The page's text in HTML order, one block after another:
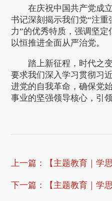
在庆祝中国共产党成
书记深刻揭示我们党“注
力”的优秀特质，强调坚
以恒推进全面从严治党。
踏上新征程，时代之
要求我们深入学习贯彻习
进党的自我革命，确保党
事业的坚强领导核心，引
上一篇： 【主题教育｜学
下一篇： 【主题教育｜学